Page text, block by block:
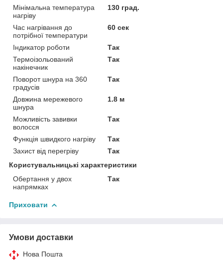
Мінімальна температура
нагріву
130 град.
Час нагрівання до
потрібної температури
60 сек
Індикатор роботи
Так
Термоізольований
накінечник
Так
Поворот шнура на 360
градусів
Так
Довжина мережевого
шнура
1.8 м
Можливість завивки
волосся
Так
Функція швидкого нагріву
Так
Захист від перегріву
Так
Користувальницькі характеристики
Обертання у двох
напрямках
Так
Приховати
Умови доставки
Нова Пошта